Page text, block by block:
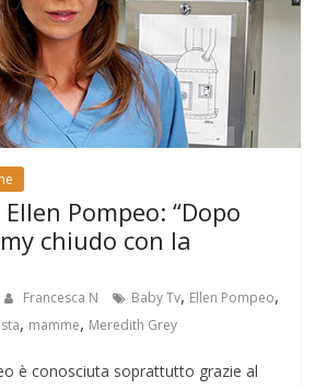
Pompeo: “Dopo
chiudo con la
Francesca N Baby Tv, Ellen Pompeo,
, mamme, Meredith Grey
è conosciuta soprattutto grazie al